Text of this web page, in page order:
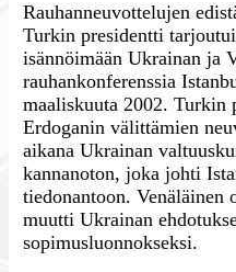
Rauhanneuvottelujen
Turkin presidentti tarjoutui
isännöimään Ukrainan ja
rauhankonferenssia
maaliskuuta 2002. Turkin
Erdoganin välittämien
aikana Ukrainan
kannanoton, joka johti
tiedonantoon. Venäläinen
muutti Ukrainan
sopimusluonnokseksi.